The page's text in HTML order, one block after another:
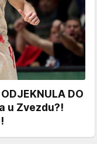
DO
u Zvezdu?!